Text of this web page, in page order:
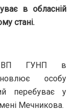
в обласній
стані.
ВП ГУНП в
особу
перебуває у
Мечникова.